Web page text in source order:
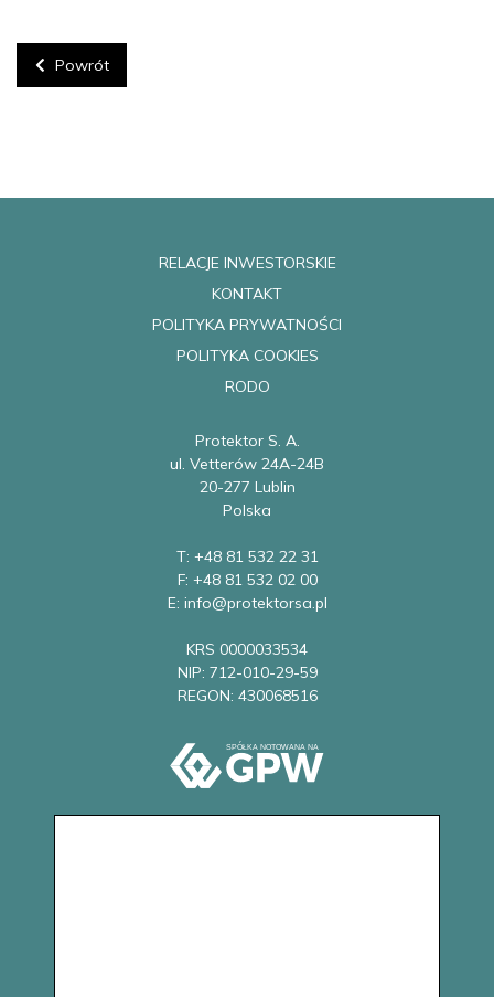
Powrót
RELACJE INWESTORSKIE
KONTAKT
POLITYKA PRYWATNOŚCI
POLITYKA COOKIES
RODO
Protektor S. A.
ul. Vetterów 24A-24B
20-277 Lublin
Polska
T: +48 81 532 22 31
F: +48 81 532 02 00
E: info@protektorsa.pl
KRS 0000033534
NIP: 712-010-29-59
REGON: 430068516